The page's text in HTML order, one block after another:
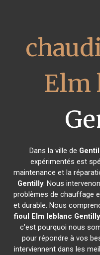
Elm
Dans la ville de
expérimentés est
maintenance et la
Gentilly. Nous
problèmes de chauffage
et durable. Nous
fioul Elm leblanc Gentilly
c'est pourquoi nous
pour répondre à vos
interviennent dans les